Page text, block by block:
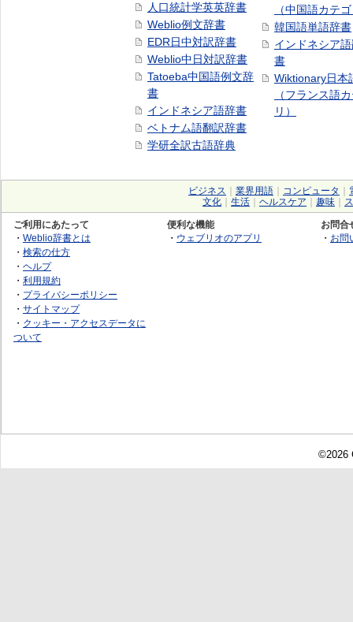
人口統計学英英辞書
Weblio例文辞書
EDR日中対訳辞書
Weblio中日対訳辞書
Tatoeba中国語例文辞
書
インドネシア語辞書
ベトナム語翻訳辞書
学研全訳古語辞典
（中国語カテ
韓国語単語辞書
インドネシア
書
Wiktionary日本
（フランス語
リ）
ビジネス 業界用語 コンピュータ
文化
生活 ヘルスケア 趣味
ご利用にあたって
・ Weblio辞書とは
・ 検索の仕方
・ ヘルプ
・ 利用規約
・ プライバシーポリシー
・ サイトマップ
・ クッキー・アクセスデータに
ついて
便利な機能
・ ウェブリオのアプリ
お問合
・ お問
©2026